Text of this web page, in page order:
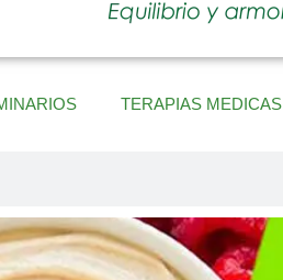
TERAPIAS MEDICAS